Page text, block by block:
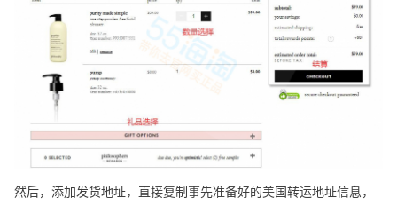
然后，添加发货地址，直接复制事先准备好的美国转运地址信息，